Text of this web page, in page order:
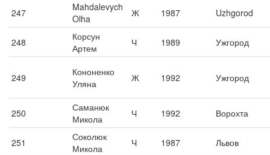
247
Mahdalevych
Olha
Ж 1987 Uzhgorod
248
Корсун
Артем
Ч 1989 Ужгород
249
Кононенко
Уляна
Ж 1992 Ужгород
250
Саманюк
Микола
Ч 1992 Ворохта
251
Соколюк
Микола
Ч 1987 Львов